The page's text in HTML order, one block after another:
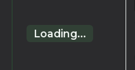
Loading...